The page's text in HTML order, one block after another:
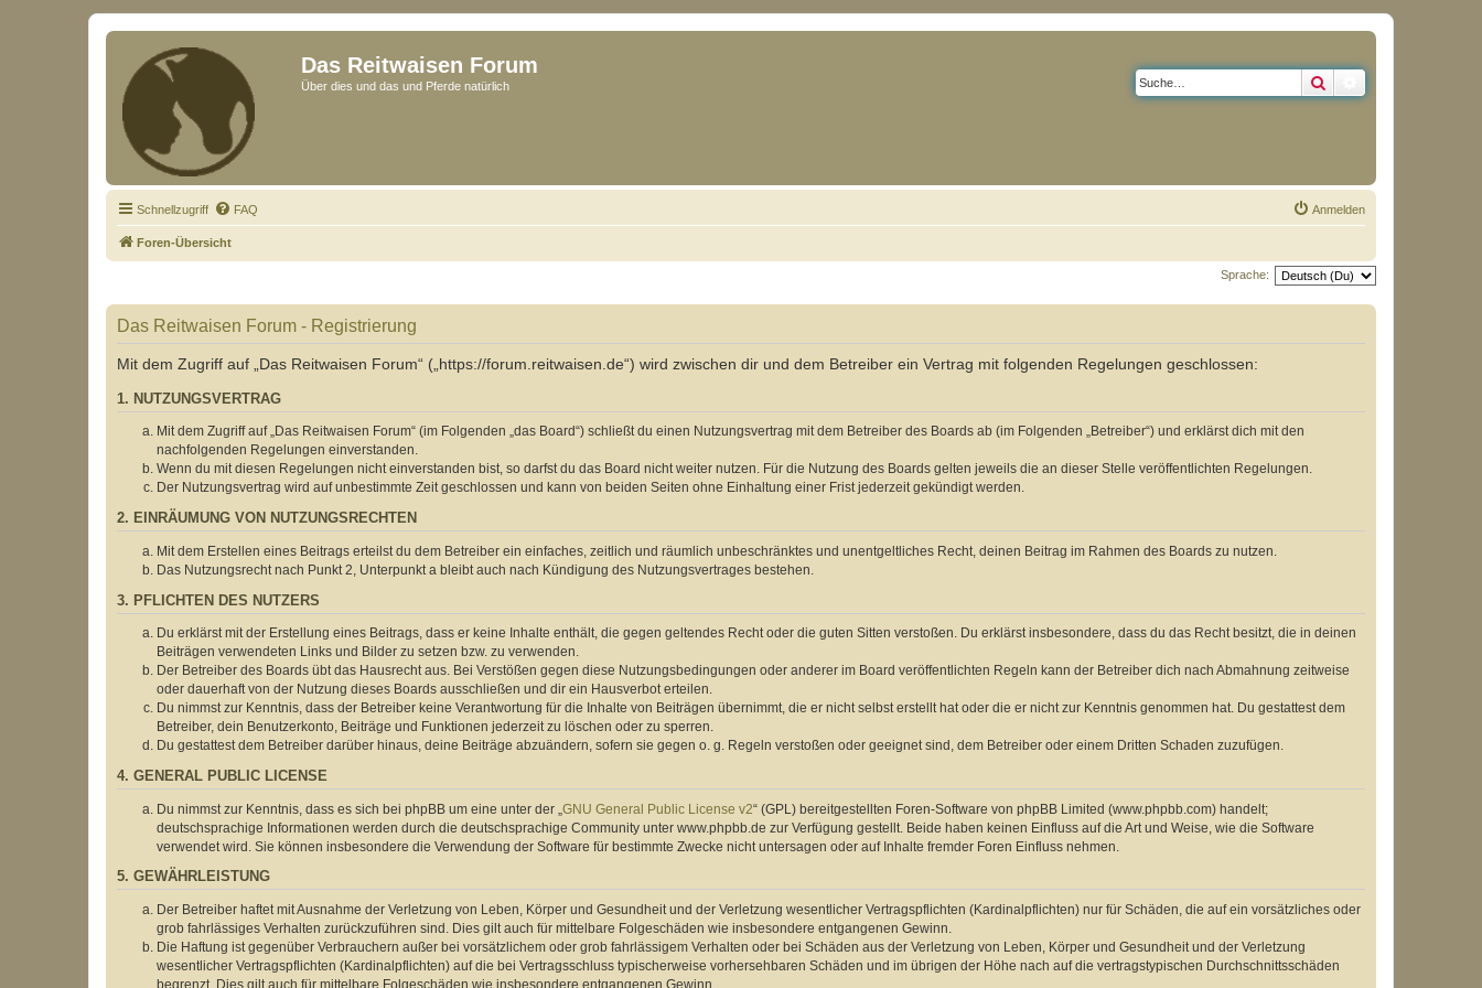
Das Reitwaisen Forum
Über dies und das und Pferde natürlich
Schnellzugriff FAQ Anmelden
Foren-Übersicht
Sprache:
Das Reitwaisen Forum - Registrierung
Mit dem Zugriff auf „Das Reitwaisen Forum“ („https://forum.reitwaisen.de“) wird zwischen dir und dem Betreiber ein Vertrag mit folgenden Regelungen geschlossen:
1. NUTZUNGSVERTRAG
Mit dem Zugriff auf „Das Reitwaisen Forum“ (im Folgenden „das Board“) schließt du einen Nutzungsvertrag mit dem Betreiber des Boards ab (im Folgenden „Betreiber“) und erklärst dich mit den
nachfolgenden Regelungen einverstanden.
Wenn du mit diesen Regelungen nicht einverstanden bist, so darfst du das Board nicht weiter nutzen. Für die Nutzung des Boards gelten jeweils die an dieser Stelle veröffentlichten Regelungen.
Der Nutzungsvertrag wird auf unbestimmte Zeit geschlossen und kann von beiden Seiten ohne Einhaltung einer Frist jederzeit gekündigt werden.
2. EINRÄUMUNG VON NUTZUNGSRECHTEN
Mit dem Erstellen eines Beitrags erteilst du dem Betreiber ein einfaches, zeitlich und räumlich unbeschränktes und unentgeltliches Recht, deinen Beitrag im Rahmen des Boards zu nutzen.
Das Nutzungsrecht nach Punkt 2, Unterpunkt a bleibt auch nach Kündigung des Nutzungsvertrages bestehen.
3. PFLICHTEN DES NUTZERS
Du erklärst mit der Erstellung eines Beitrags, dass er keine Inhalte enthält, die gegen geltendes Recht oder die guten Sitten verstoßen. Du erklärst insbesondere, dass du das Recht besitzt, die in deinen
Beiträgen verwendeten Links und Bilder zu setzen bzw. zu verwenden.
Der Betreiber des Boards übt das Hausrecht aus. Bei Verstößen gegen diese Nutzungsbedingungen oder anderer im Board veröffentlichten Regeln kann der Betreiber dich nach Abmahnung zeitweise
oder dauerhaft von der Nutzung dieses Boards ausschließen und dir ein Hausverbot erteilen.
Du nimmst zur Kenntnis, dass der Betreiber keine Verantwortung für die Inhalte von Beiträgen übernimmt, die er nicht selbst erstellt hat oder die er nicht zur Kenntnis genommen hat. Du gestattest dem
Betreiber, dein Benutzerkonto, Beiträge und Funktionen jederzeit zu löschen oder zu sperren.
Du gestattest dem Betreiber darüber hinaus, deine Beiträge abzuändern, sofern sie gegen o. g. Regeln verstoßen oder geeignet sind, dem Betreiber oder einem Dritten Schaden zuzufügen.
4. GENERAL PUBLIC LICENSE
Du nimmst zur Kenntnis, dass es sich bei phpBB um eine unter der „ GNU General Public License v2“ (GPL) bereitgestellten Foren-Software von phpBB Limited (www.phpbb.com) handelt;
deutschsprachige Informationen werden durch die deutschsprachige Community unter www.phpbb.de zur Verfügung gestellt. Beide haben keinen Einfluss auf die Art und Weise, wie die Software
verwendet wird. Sie können insbesondere die Verwendung der Software für bestimmte Zwecke nicht untersagen oder auf Inhalte fremder Foren Einfluss nehmen.
5. GEWÄHRLEISTUNG
Der Betreiber haftet mit Ausnahme der Verletzung von Leben, Körper und Gesundheit und der Verletzung wesentlicher Vertragspflichten (Kardinalpflichten) nur für Schäden, die auf ein vorsätzliches oder
grob fahrlässiges Verhalten zurückzuführen sind. Dies gilt auch für mittelbare Folgeschäden wie insbesondere entgangenen Gewinn.
Die Haftung ist gegenüber Verbrauchern außer bei vorsätzlichem oder grob fahrlässigem Verhalten oder bei Schäden aus der Verletzung von Leben, Körper und Gesundheit und der Verletzung
wesentlicher Vertragspflichten (Kardinalpflichten) auf die bei Vertragsschluss typischerweise vorhersehbaren Schäden und im übrigen der Höhe nach auf die vertragstypischen Durchschnittsschäden
begrenzt. Dies gilt auch für mittelbare Folgeschäden wie insbesondere entgangenen Gewinn.